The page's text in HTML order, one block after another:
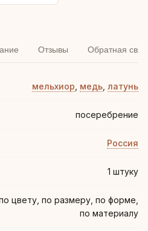
Отзывы Обратная
мельхиор медь латунь
посеребрение
Россия
1 штуку
цвету, по размеру, по форме,
по материалу